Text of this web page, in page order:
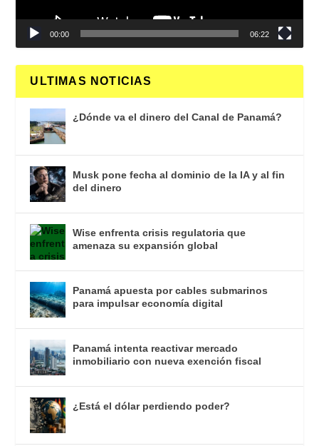
00:00 06:22
ULTIMAS NOTICIAS
¿Dónde va el dinero del Canal de Panamá?
Musk pone fecha al dominio de la IA y al fin
del dinero
Wise enfrenta crisis regulatoria que
amenaza su expansión global
Panamá apuesta por cables submarinos
para impulsar economía digital
Panamá intenta reactivar mercado
inmobiliario con nueva exención fiscal
¿Está el dólar perdiendo poder?